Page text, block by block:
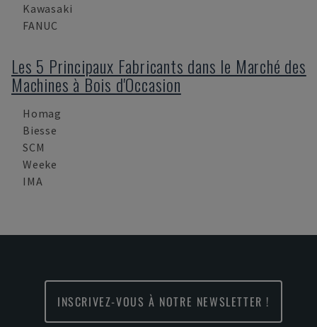
Kawasaki
FANUC
Les 5 Principaux Fabricants dans le Marché des
Machines à Bois d'Occasion
Homag
Biesse
SCM
Weeke
IMA
INSCRIVEZ-VOUS À NOTRE NEWSLETTER !